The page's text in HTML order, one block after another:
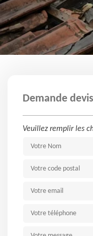
Demande
Veuillez remplir les